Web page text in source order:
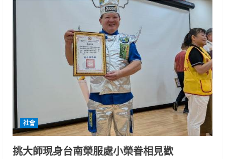
社會
挑大師現身台南榮服處小榮眷相見歡